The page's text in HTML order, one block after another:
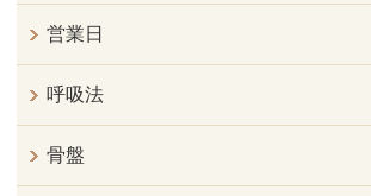
営業日
呼吸法
骨盤